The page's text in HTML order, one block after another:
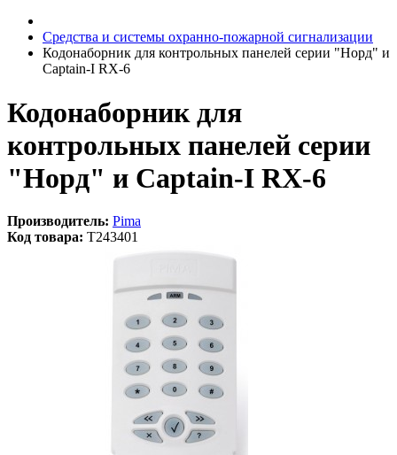
Средства и системы охранно-пожарной сигнализации
Кодонаборник для контрольных панелей серии "Норд" и
Captain-I RX-6
Кодонаборник для
контрольных панелей серии
"Норд" и Captain-I RX-6
Производитель: Pima
Код товара: T243401